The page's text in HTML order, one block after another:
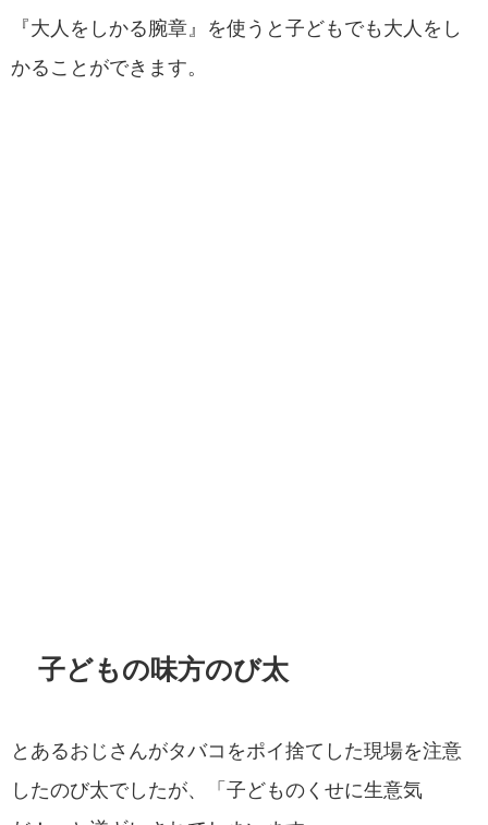
『大人をしかる腕章』を使うと子どもでも大人をし
かることができます。
子どもの味方のび太
とあるおじさんがタバコをポイ捨てした現場を注意
したのび太でしたが、「子どものくせに生意気